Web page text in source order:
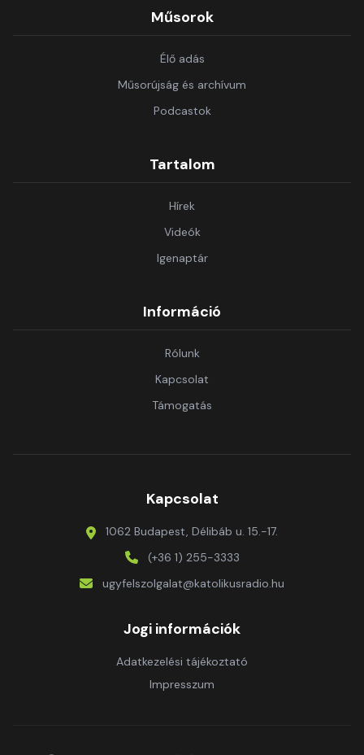
Műsorok
Élő adás
Műsorújság és archívum
Podcastok
Tartalom
Hírek
Videók
Igenaptár
Információ
Rólunk
Kapcsolat
Támogatás
Kapcsolat
1062 Budapest, Délibáb u. 15.-17.
(+36 1) 255-3333
ugyfelszolgalat@katolikusradio.hu
Jogi információk
Adatkezelési tájékoztató
Impresszum